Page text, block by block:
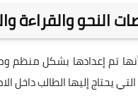
النحو والقراءة
تم إعدادها بشكل منظم
يحتاج إليها الطالب داخل